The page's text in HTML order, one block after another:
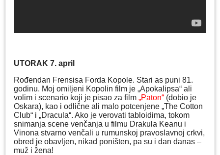
UTORAK 7. april
Rođendan Frensisa Forda Kopole. Stari as puni 81.
godinu. Moj omiljeni Kopolin film je „Apokalipsa“ ali
volim i scenario koji je pisao za film „Paton“ (dobio je
Oskara), kao i odlične ali malo potcenjene „The Cotton
Club“ i „Dracula“. Ako je verovati tabloidima, tokom
snimanja scene venčanja u filmu Drakula Keanu i
Vinona stvarno venčali u rumunskoj pravoslavnoj crkvi,
obred je obavljen, nikad poništen, pa su i dan danas –
muž i žena!